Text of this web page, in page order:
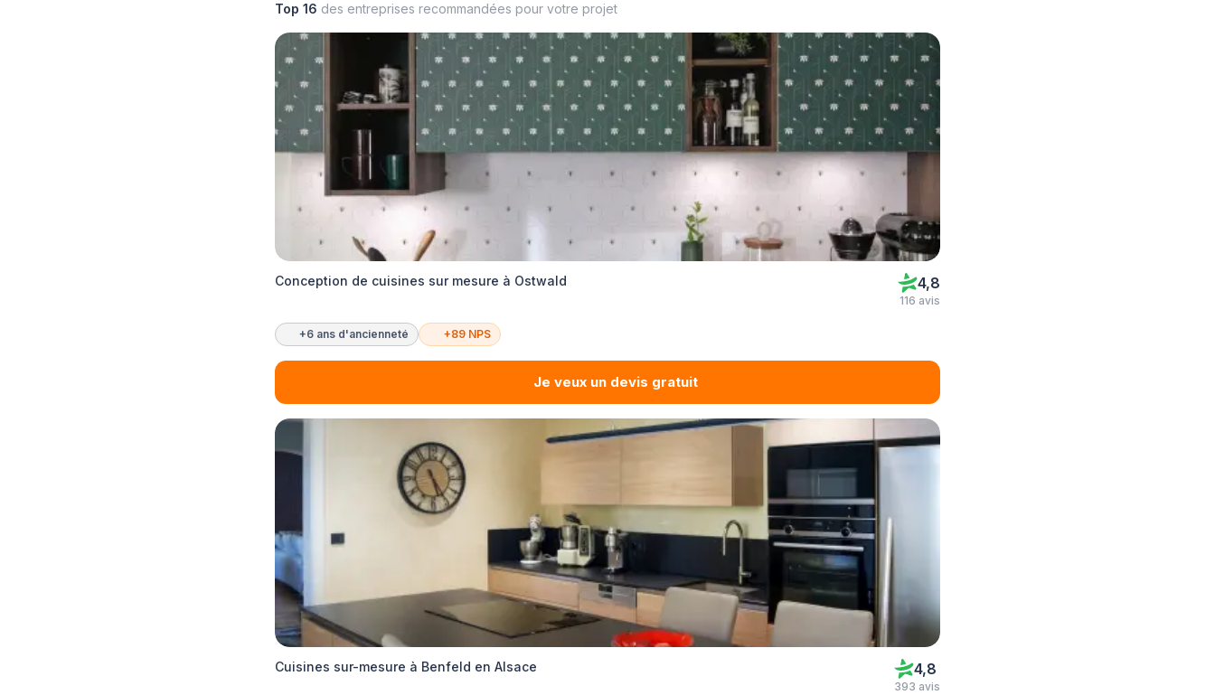
Top 16 des entreprises recommandées pour votre projet
Conception de cuisines sur mesure à Ostwald 4,8
116 avis
+6 ans d'ancienneté +89 NPS
Je veux un devis gratuit
Cuisines sur-mesure à Benfeld en Alsace 4,8
393 avis